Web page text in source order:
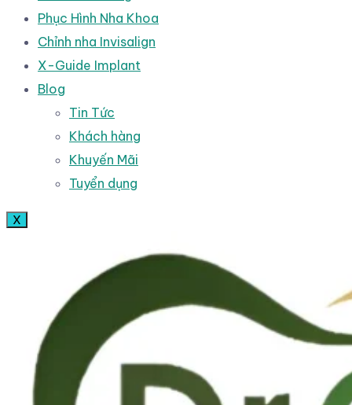
Phục Hình Nha Khoa
Chỉnh nha Invisalign
X-Guide Implant
Blog
Tin Tức
Khách hàng
Khuyến Mãi
Tuyển dụng
X